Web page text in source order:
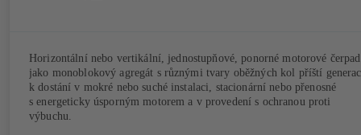
Horizontální nebo vertikální, jednostupňové, ponorné motorové
jako monoblokový agregát s různými tvary oběžných kol příští
k dostání v mokré nebo suché instalaci, stacionární nebo přenosné
s energeticky úsporným motorem a v provedení s ochranou proti
výbuchu.